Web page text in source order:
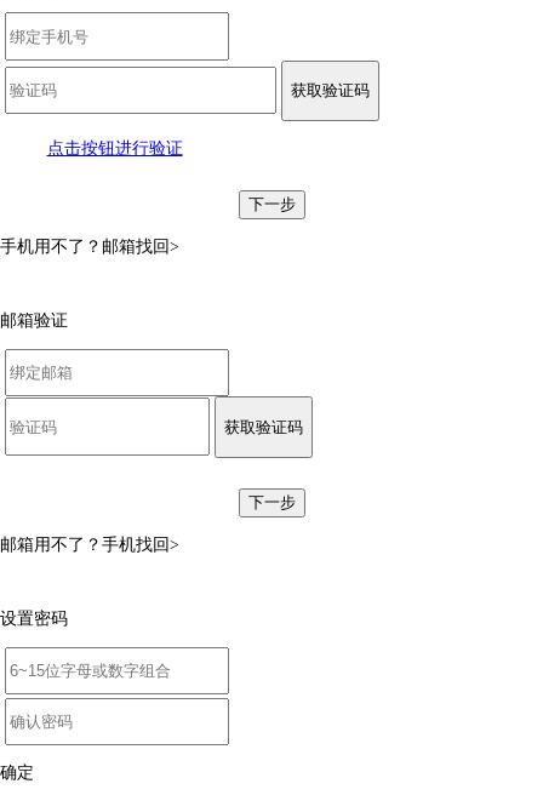
获取验证码
点击按钮进行验证
下一步
手机用不了？ 邮箱找回>
邮箱验证
获取验证码
下一步
邮箱用不了？ 手机找回>
设置密码
确定